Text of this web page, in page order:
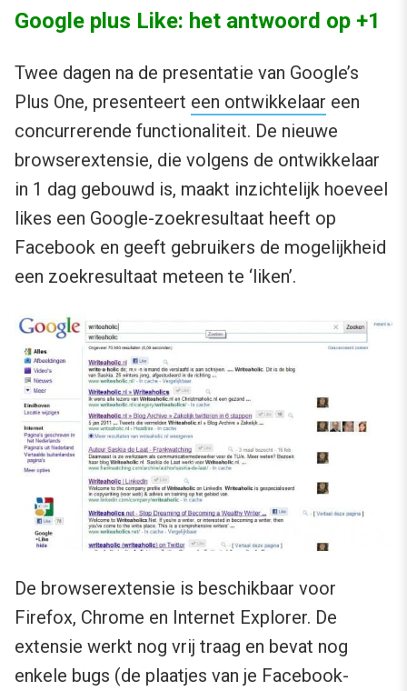
Google plus Like: het antwoord op +1
Twee dagen na de presentatie van Google’s
Plus One, presenteert een ontwikkelaar een
concurrerende functionaliteit. De nieuwe
browserextensie, die volgens de ontwikkelaar
in 1 dag gebouwd is, maakt inzichtelijk hoeveel
likes een Google-zoekresultaat heeft op
Facebook en geeft gebruikers de mogelijkheid
een zoekresultaat meteen te ‘liken’.
De browserextensie is beschikbaar voor
Firefox, Chrome en Internet Explorer. De
extensie werkt nog vrij traag en bevat nog
enkele bugs (de plaatjes van je Facebook-